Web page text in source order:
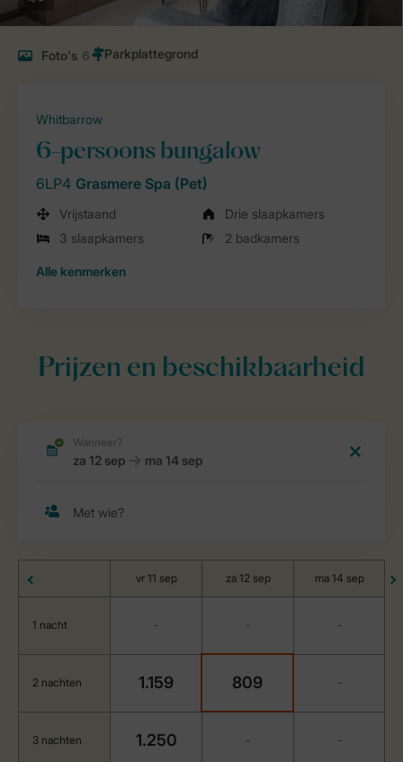
Foto's 6
Whitbarrow
6-persoons bungalow
6LP4 Grasmere Spa (Pet)
Vrijstaand
Drie slaapkamers
3 slaapkamers
2 badkamers
Alle kenmerken
Prijzen en beschikbaarheid
vr 11 sep za 12 sep ma 14 sep
1 nacht - - -
2 nachten 1.159 809 -
3 nachten 1.250 - -